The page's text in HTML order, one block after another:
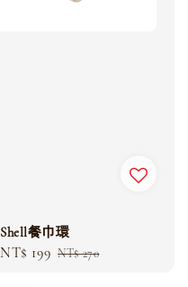
Shell餐巾環
Sale
NT$ 199 Regular
NT$ 270